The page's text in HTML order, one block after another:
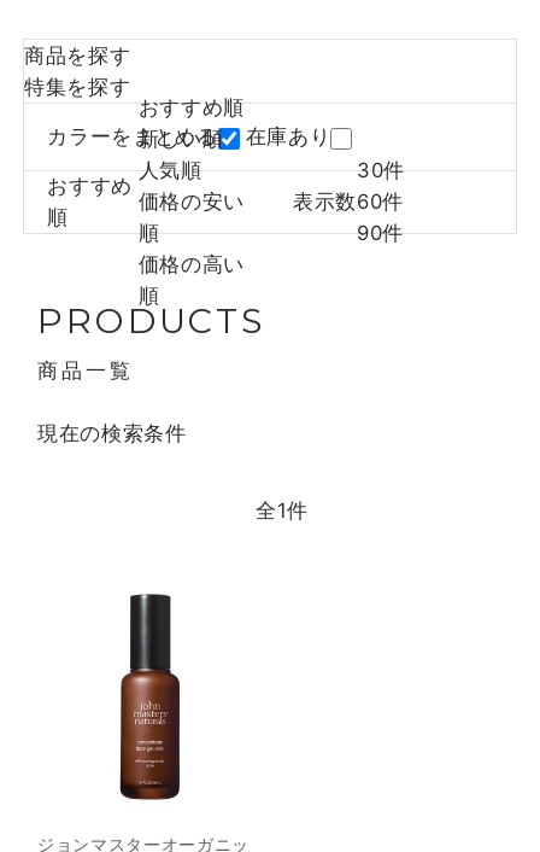
商品を探す
特集を探す
カラーをまとめる 在庫あり
おすすめ
順
おすすめ順
新しい順
人気順
価格の安い
順
価格の高い
順
表示数
30件
60件
90件
PRODUCTS
商品一覧
現在の検索条件
全1件
ジョンマスターオーガニッ